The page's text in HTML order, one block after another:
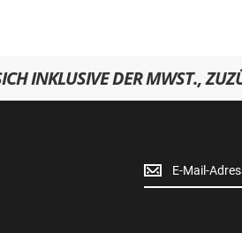
INKLUSIVE DER MWST.,
Newsletter
Anmeldung